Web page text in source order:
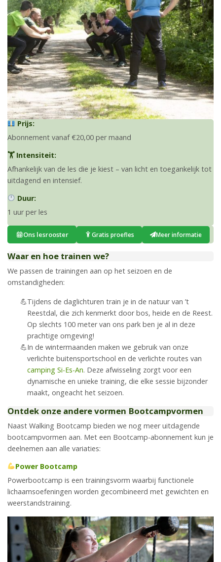
Prijs:
Abonnement vanaf €20,00 per maand
🏋️ Intensiteit:
Afhankelijk van de les die je kiest – van licht en toegankelijk tot
uitdagend en intensief.
Duur:
1 uur per les
Ons lesrooster Gratis proefles Meer informatie
Waar en hoe trainen we?
We passen de trainingen aan op het seizoen en de
omstandigheden:
Tijdens de daglichturen train je in de natuur van ’t
Reestdal, die zich kenmerkt door bos, heide en de Reest.
Op slechts 100 meter van ons park ben je al in deze
prachtige omgeving!
In de wintermaanden maken we gebruik van onze
verlichte buitensportschool en de verlichte routes van
camping Si-Es-An. Deze afwisseling zorgt voor een
dynamische en unieke training, die elke sessie bijzonder
maakt, ongeacht het seizoen.
Ontdek onze andere vormen Bootcampvormen
Naast Walking Bootcamp bieden we nog meer uitdagende
bootcampvormen aan. Met een Bootcamp-abonnement kun je
deelnemen aan alle variaties:
Power Bootcamp
Powerbootcamp is een trainingsvorm waarbij functionele
lichaamsoefeningen worden gecombineerd met gewichten en
weerstandstraining.